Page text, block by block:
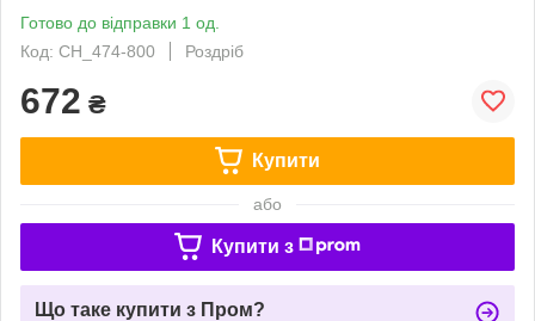
Готово до відправки 1 од.
Код: CH_474-800
Роздріб
672 ₴
Купити
або
Купити з
Що таке купити з Пром?